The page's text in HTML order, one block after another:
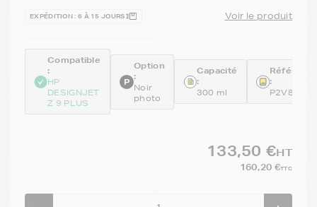
EXPÉDITION : 6 À 15 JOURS Voir le produit
Compatible
:
HP
DESIGNJET
Z 9 PLUS
Option
:
Noir
photo
Capacité
:
300 ml
:
P2V82A
133,50 €HT
160,20 €TTC